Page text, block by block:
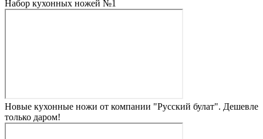
Набор кухонных ножей №1
Новые кухонные ножи от компании "Русский булат". Дешевле
только даром!